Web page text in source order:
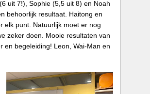
uit 7!), Sophie (5,5 uit 8) en Noah
behoorlijk resultaat. Haitong en
elk punt. Natuurlijk moet er nog
zeker doen. Mooie resultaten van
en begeleiding! Leon, Wai-Man en